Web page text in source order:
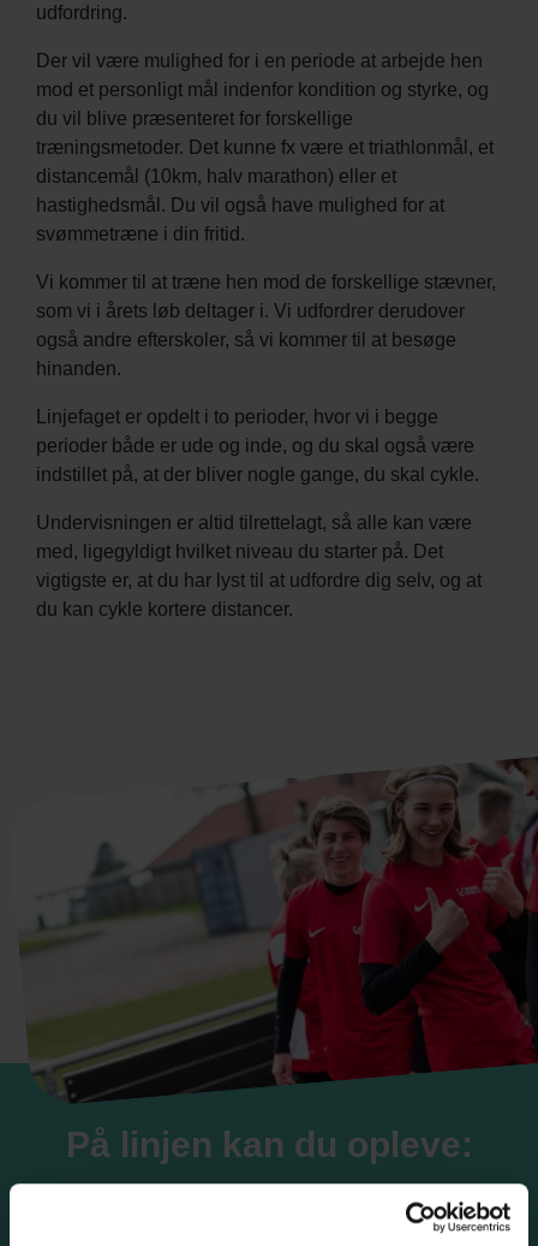
udfordring.
Der vil være mulighed for i en periode at arbejde hen
mod et personligt mål indenfor kondition og styrke, og
du vil blive præsenteret for forskellige
træningsmetoder. Det kunne fx være et triathlonmål, et
distancemål (10km, halv marathon) eller et
hastighedsmål. Du vil også have mulighed for at
svømmetræne i din fritid.
Vi kommer til at træne hen mod de forskellige stævner,
som vi i årets løb deltager i. Vi udfordrer derudover
også andre efterskoler, så vi kommer til at besøge
hinanden.
Linjefaget er opdelt i to perioder, hvor vi i begge
perioder både er ude og inde, og du skal også være
indstillet på, at der bliver nogle gange, du skal cykle.
Undervisningen er altid tilrettelagt, så alle kan være
med, ligegyldigt hvilket niveau du starter på. Det
vigtigste er, at du har lyst til at udfordre dig selv, og at
du kan cykle kortere distancer.
På linjen kan du opleve: